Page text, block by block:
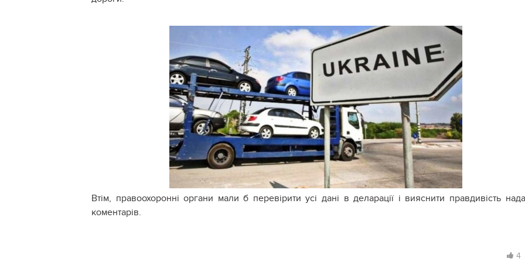
Втім, правоохоронні органи мали б перевірити усі дані в деларації і вияснити правдивість
коментарів.
4